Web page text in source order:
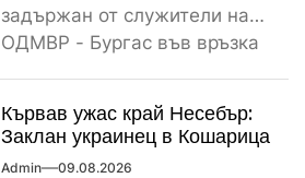
задържан от служители на
ОДМВР - Бургас във връзка
Кървав ужас край Несебър:
Заклан украинец в Кошарица
Admin 09.08.2026